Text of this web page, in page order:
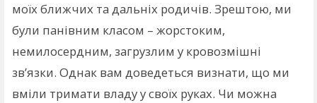
моїх ближчих та дальніх родичів. Зрештою, ми
були панівним класом – жорстоким,
немилосердним, загрузлим у кровозмішні
зв’язки. Однак вам доведеться визнати, що ми
вміли тримати владу у своїх руках. Чи можна